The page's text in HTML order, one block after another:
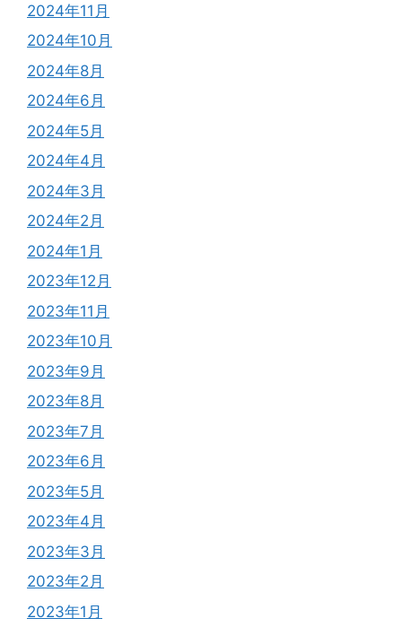
2024年11月
2024年10月
2024年8月
2024年6月
2024年5月
2024年4月
2024年3月
2024年2月
2024年1月
2023年12月
2023年11月
2023年10月
2023年9月
2023年8月
2023年7月
2023年6月
2023年5月
2023年4月
2023年3月
2023年2月
2023年1月